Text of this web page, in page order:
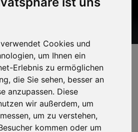
Cookies und
um Ihnen ein
Erlebnis zu ermöglichen
die Sie sehen, besser an
anzupassen. Diese
wir außerdem, um
um zu verstehen,
kommen oder um
Samsung
IHR